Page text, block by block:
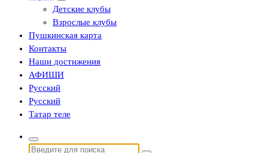
Детские клубы
Взрослые клубы
Пушкинская карта
Контакты
Наши достижения
АФИШИ
Русский
Русский
Татар теле
Найти: